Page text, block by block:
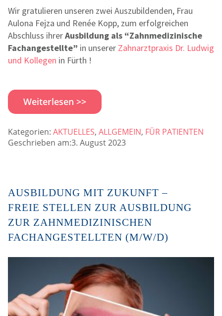
Wir gratulieren unseren zwei Auszubildenden, Frau
Aulona Fejza und Renée Kopp, zum erfolgreichen
Abschluss ihrerAusbildung als “Zahnmedizinische
Fachangestellte” in unserer Zahnarztpraxis Dr. Ludwig
und Kollegen in Fürth !
Weiterlesen >>
Kategorien: AKTUELLES, ALLGEMEIN, FÜR PATIENTEN
Geschrieben am:3. August 2023
AUSBILDUNG MIT ZUKUNFT –
FREIE STELLEN ZUR AUSBILDUNG
ZUR ZAHNMEDIZINISCHEN
FACHANGESTELLTEN (M/W/D)